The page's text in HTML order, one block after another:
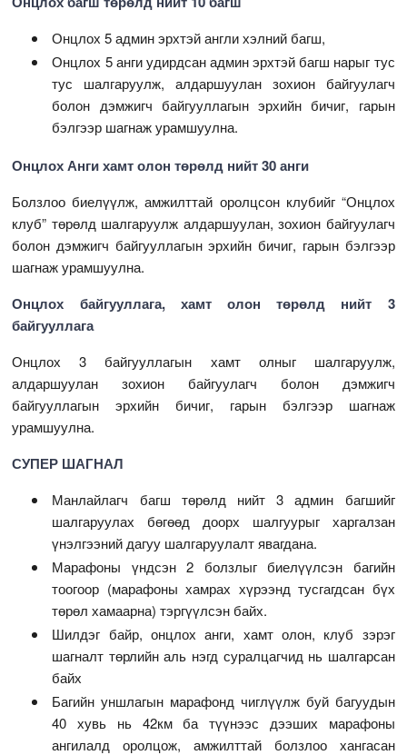
Онцлох 5 админ эрхтэй англи хэлний багш,
Онцлох 5 анги удирдсан админ эрхтэй багш нарыг тус
тус шалгаруулж, алдаршуулан зохион байгуулагч
болон дэмжигч байгууллагын эрхийн бичиг, гарын
бэлгээр шагнаж урамшуулна.
Онцлох Анги хамт олон төрөлд нийт 30 анги
Болзлоо биелүүлж, амжилттай оролцсон клубийг “Онцлох
клуб” төрөлд шалгаруулж алдаршуулан, зохион байгуулагч
болон дэмжигч байгууллагын эрхийн бичиг, гарын бэлгээр
шагнаж урамшуулна.
Онцлох байгууллага, хамт олон төрөлд нийт 3
байгууллага
Онцлох 3 байгууллагын хамт олныг шалгаруулж,
алдаршуулан зохион байгуулагч болон дэмжигч
байгууллагын эрхийн бичиг, гарын бэлгээр шагнаж
урамшуулна.
СУПЕР ШАГНАЛ
Манлайлагч багш төрөлд нийт 3 админ багшийг
шалгаруулах бөгөөд доорх шалгуурыг харгалзан
үнэлгээний дагуу шалгаруулалт явагдана.
Марафоны үндсэн 2 болзлыг биелүүлсэн багийн
тоогоор (марафоны хамрах хүрээнд тусгагдсан бүх
төрөл хамаарна) тэргүүлсэн байх.
Шилдэг байр, онцлох анги, хамт олон, клуб зэрэг
шагналт төрлийн аль нэгд суралцагчид нь шалгарсан
байх
Багийн уншлагын марафонд чиглүүлж буй багуудын
40 хувь нь 42км ба түүнээс дээших марафоны
ангилалд оролцож, амжилттай болзлоо хангасан